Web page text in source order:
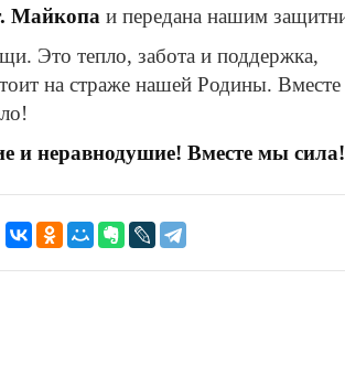
Майкопа и передана нашим
Это тепло, забота и поддержка,
на страже нашей Родины.
и неравнодушие! Вместе мы сила!